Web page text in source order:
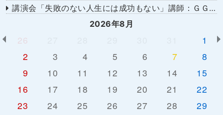
講演会「失敗のない人生には成功もない」講師：ＧＧ佐藤さん
2026年8月
26
1
2
3 4 5 6 7
8
9
10 11 12 13 14
15
16
17 18 19 20 21
22
23
24 25 26 27 28
29